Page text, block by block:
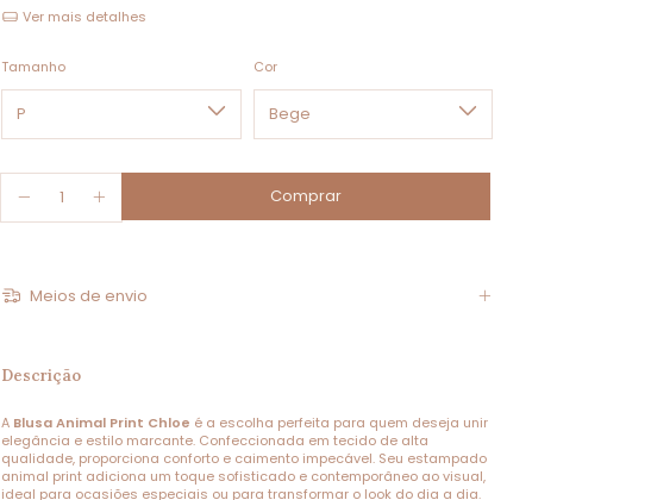
Ver mais detalhes
Tamanho Cor
Meios de envio
Descrição
A Blusa Animal Print Chloe é a escolha perfeita para quem deseja unir
elegância e estilo marcante. Confeccionada em tecido de alta
qualidade, proporciona conforto e caimento impecável. Seu estampado
animal print adiciona um toque sofisticado e contemporâneo ao visual,
ideal para ocasiões especiais ou para transformar o look do dia a dia.